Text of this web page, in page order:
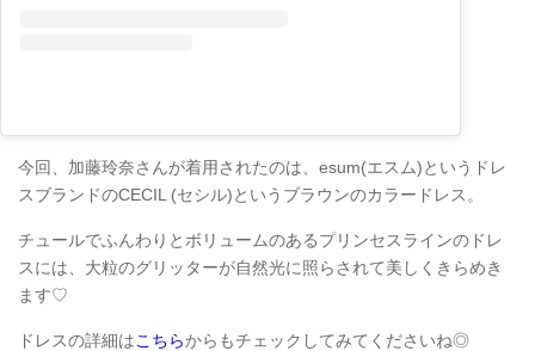
今回、加藤玲奈さんが着用されたのは、esum(エスム)というドレ
スブランドのCECIL (セシル)というブラウンのカラードレス。
チュールでふんわりとボリュームのあるプリンセスラインのドレ
スには、大粒のグリッターが自然光に照らされて美しくきらめき
ます♡
ドレスの詳細はこちらからもチェックしてみてくださいね◎